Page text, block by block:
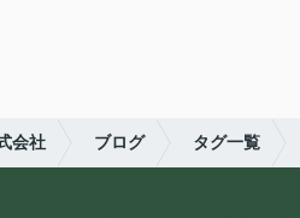
会社 ブログ タグ一覧